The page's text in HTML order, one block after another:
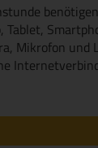
Tablet,
Mikrofon und